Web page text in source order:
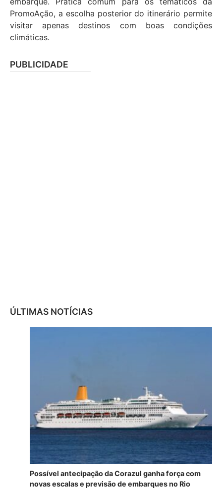
PromoAção, a escolha posterior do itinerário permite
visitar apenas destinos com boas condições
climáticas.
PUBLICIDADE
ÚLTIMAS NOTÍCIAS
Possível antecipação da Corazul ganha força com
novas escalas e previsão de embarques no Rio